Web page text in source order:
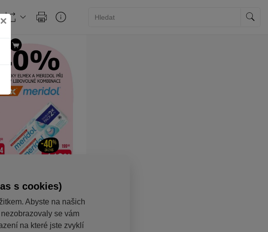
×
s cookies)
Abyste na našich
se vám
na které jste zvyklí